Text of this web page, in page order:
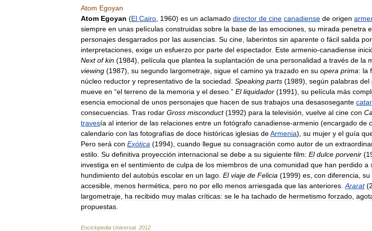
Atom Egoyan
Atom Egoyan (El Cairo 1960) es un aclamado director de cine canadiense de origen
siempre en unas películas construidas sobre la base de las emociones su mirada penetra
personajes desgarrados por las ausencias Su cine laberintos sin aparente o fácil salida por
interpretaciones exige un esfuerzo por parte del espectador. Este armenio-canadiense
Next of kin (1984), película que plantea la suplantación de una personalidad a través de la
viewing (1987), su segundo largometraje sigue el camino ya trazado en su opera prima: la
núcleo reductor y representativo de la sociedad Speaking parts (1989), según palabras del
mueve en “el terreno de la memoria y el deseo .” El liquidador (1991), su película más
esencia emocional de unos personajes que hacen de sus trabajos una desasosegante
consecuencias Tras rodar Gross misconduct(1992) para la televisión vuelve al cine con
travesía al interior de las relaciones entre un fotógrafo canadiense-armenio (encargado de
calendario con las fotografías de doce históricas iglesias deArmenia), su mujer y el guía
Pero será con Exótica (1994), cuando llegue su consagración como autor de un
estilo Su definitiva proyección internacional se debe a su siguiente film: El dulce porvenir (
investiga en el sentimiento de culpa de los miembros de una comunidad que han perdido a
hundimiento del autobús escolar en un lago El viaje de Felicia (1999) es con diferencia su
accesible menos hermética pero no por ello menos arriesgada que las anteriores Ararat(
largometraje ha recibido muy malas críticas: se le ha tachado de hermetismo forzado
propuestas
Enciclopedia Universal. 2012